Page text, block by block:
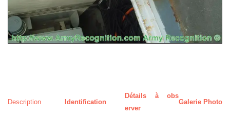
Description Identification
Détails à obs
erver
Galerie Photos